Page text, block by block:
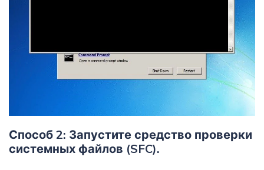
Способ 2: Запустите средство проверки
системных файлов (SFC).